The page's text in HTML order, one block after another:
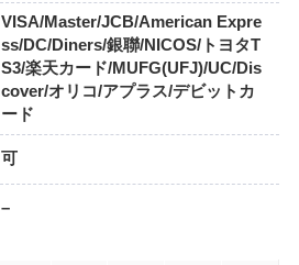
VISA/Master/JCB/American Expre
ss/DC/Diners/銀聯/NICOS/トヨタT
S3/楽天カード/MUFG(UFJ)/UC/Dis
cover/オリコ/アプラス/デビットカ
ード
可
–